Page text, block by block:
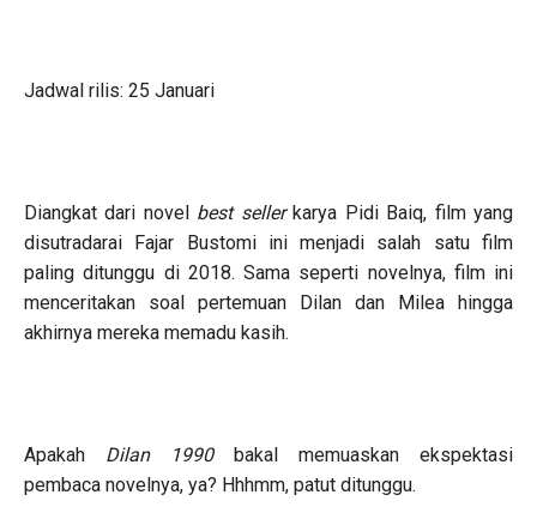
Jadwal rilis: 25 Januari
Diangkat dari novel best sellerkarya Pidi Baiq, film yang
disutradarai Fajar Bustomi ini menjadi salah satu film
paling ditunggu di 2018. Sama seperti novelnya, film ini
menceritakan soal pertemuan Dilan dan Milea hingga
akhirnya mereka memadu kasih.
Apakah Dilan 1990 bakal memuaskan ekspektasi
pembaca novelnya, ya? Hhhmm, patut ditunggu.